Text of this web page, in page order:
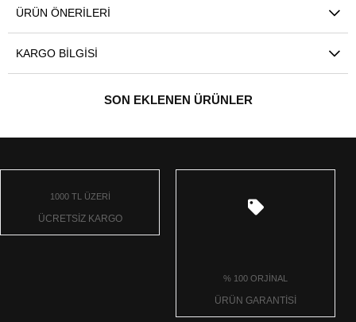
ÜRÜN ÖNERILERI
KARGO BILGISI
SON EKLENEN ÜRÜNLER
1000 TL ÜZERİ
ÜCRETSİZ KARGO
% 100 ORJİNAL
ÜRÜN GARANTİSİ